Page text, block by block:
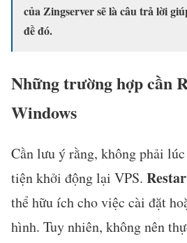
của Zingserver sẽ là câu trả lời
đề đó.
Những trường hợp cần
Windows
Cần lưu ý rằng, không phải
tiện khởi động lại VPS.
thể hữu ích cho việc cài đặt
hình. Tuy nhiên, không nên